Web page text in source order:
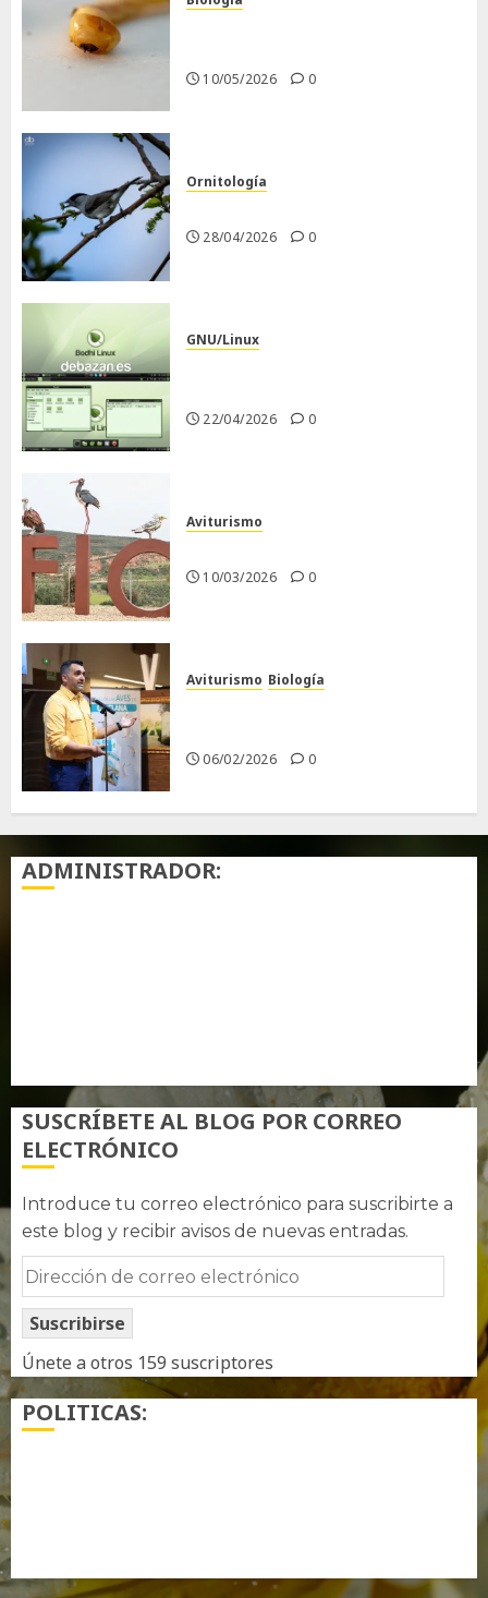
10/05/2026 0
Ornitología
28/04/2026 0
GNU/Linux
22/04/2026 0
Aviturismo
10/03/2026 0
Aviturismo Biología
06/02/2026 0
ADMINISTRADOR:
SUSCRÍBETE AL BLOG POR CORREO
ELECTRÓNICO
Introduce tu correo electrónico para suscribirte a
este blog y recibir avisos de nuevas entradas.
Dirección
de
correo
electrónico
Suscribirse
Únete a otros 159 suscriptores
POLITICAS: